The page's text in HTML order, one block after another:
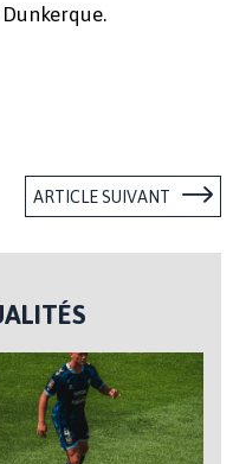
ARTICLE SUIVANT